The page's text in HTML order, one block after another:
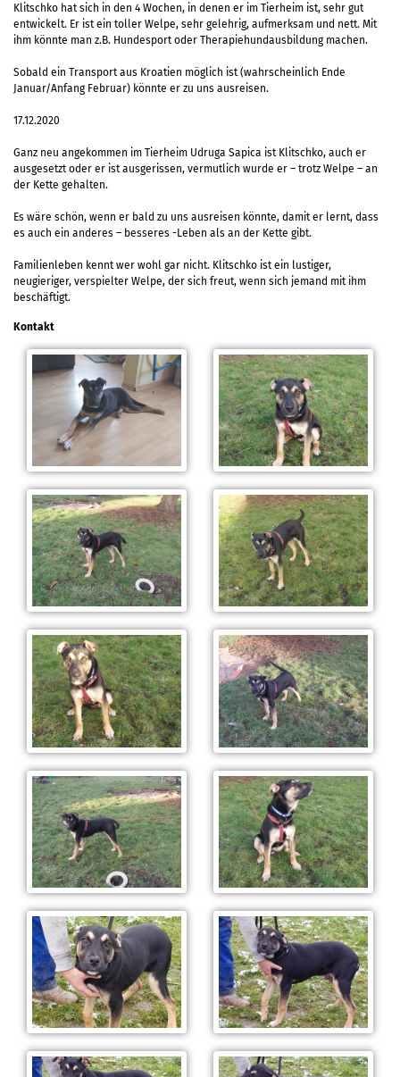
Klitschko hat sich in den 4 Wochen, in denen er im Tierheim ist, sehr gut
entwickelt. Er ist ein toller Welpe, sehr gelehrig, aufmerksam und nett. Mit
ihm könnte man z.B. Hundesport oder Therapiehundausbildung machen.
Sobald ein Transport aus Kroatien möglich ist (wahrscheinlich Ende
Januar/Anfang Februar) könnte er zu uns ausreisen.
17.12.2020
Ganz neu angekommen im Tierheim Udruga Sapica ist Klitschko, auch er
ausgesetzt oder er ist ausgerissen, vermutlich wurde er – trotz Welpe – an
der Kette gehalten.
Es wäre schön, wenn er bald zu uns ausreisen könnte, damit er lernt, dass
es auch ein anderes – besseres -Leben als an der Kette gibt.
Familienleben kennt wer wohl gar nicht. Klitschko ist ein lustiger,
neugieriger, verspielter Welpe, der sich freut, wenn sich jemand mit ihm
beschäftigt.
Kontakt